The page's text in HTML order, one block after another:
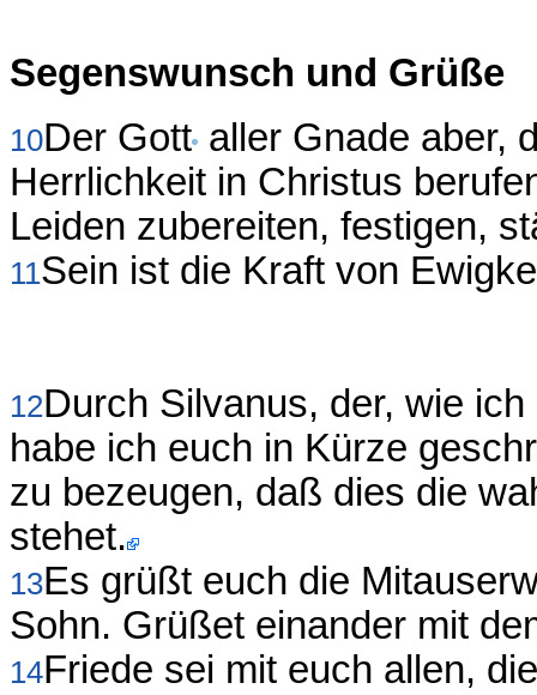
Segenswunsch und Grüße
10Der Gott aller Gnade aber,
Herrlichkeit in Christus
Leiden zubereiten, festigen,
11Sein ist die Kraft von
12Durch Silvanus, der, wie
habe ich euch in Kürze
zu bezeugen, daß dies die
stehet.
13Es grüßt euch die
Sohn. Grüßet einander mit
14Friede sei mit euch allen,